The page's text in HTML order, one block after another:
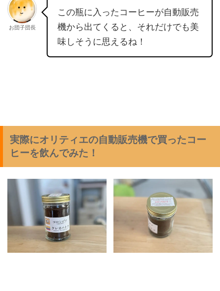
お団子団長
この瓶に入ったコーヒーが自動販売
機から出てくると、それだけでも美
味しそうに思えるね！
実際にオリティエの自動販売機で買ったコー
ヒーを飲んでみた！